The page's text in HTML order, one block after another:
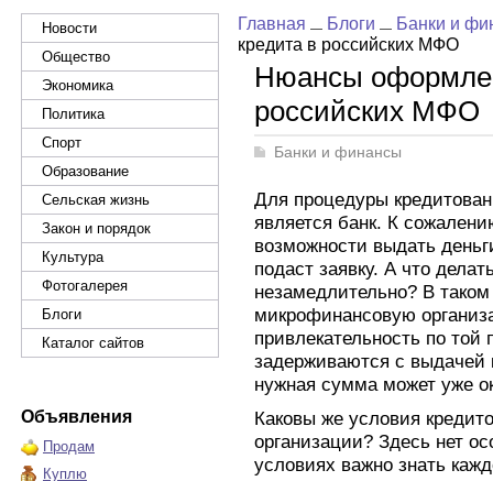
Новости
Общество
Экономика
Политика
Спорт
Образование
Сельская жизнь
Закон и порядок
Культура
Фотогалерея
Блоги
Каталог сайтов
Объявления
Продам
Куплю
Главная Блоги
Банки и
кредита в российских МФО
Нюансы
российских МФО
Банки и финансы
Для процедуры
является банк. К
возможности выдать
подаст заявку. А что
незамедлительно? В
микрофинансовую
привлекательность по
задерживаются с выдачей
нужная сумма может уже
Каковы же условия
организации? Здесь нет
условиях важно знать